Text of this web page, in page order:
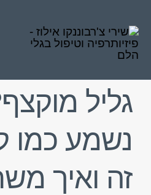
טיפולי פיזיותרפיה
פציעות ספורט
כאב כרוני
גליל
נשמע כמו
זה ואיך